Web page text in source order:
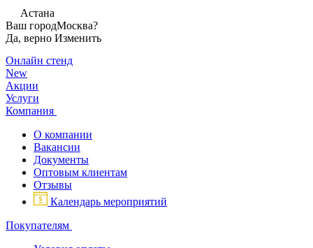
Астана
Ваш городМосква?
Да, верно Изменить
Онлайн стенд
New
Акции
Услуги
Компания
О компании
Вакансии
Документы
Оптовым клиентам
Отзывы
Календарь мероприятий
Покупателям